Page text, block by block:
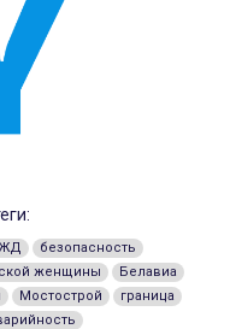
безопасность
женщины
Белавиа
Мостострой
граница